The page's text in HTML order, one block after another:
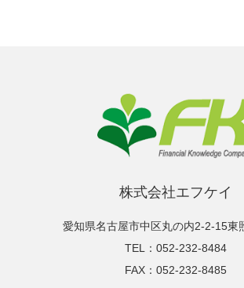
株式会社エフケイ
愛知県名古屋市中区丸の内2-2-15東
TEL：052-232-8484
FAX：052-232-8485